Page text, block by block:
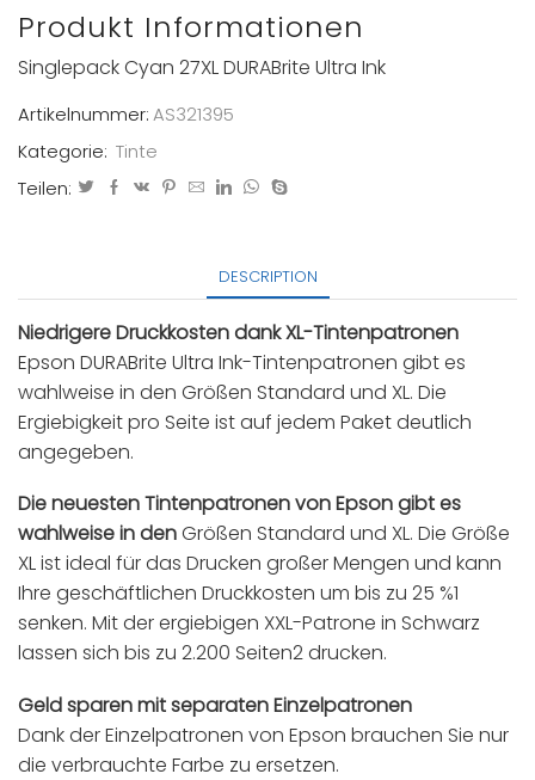
Produkt Informationen
Singlepack Cyan 27XL DURABrite Ultra Ink
Artikelnummer:AS321395
Kategorie: Tinte
Teilen:
DESCRIPTION
Niedrigere Druckkosten dank XL-Tintenpatronen
Epson DURABrite Ultra Ink-Tintenpatronen gibt es
wahlweise in den Größen Standard und XL. Die
Ergiebigkeit pro Seite ist auf jedem Paket deutlich
angegeben.
Die neuesten Tintenpatronen von Epson gibt es
wahlweise in denGrößen Standard und XL. Die Größe
XL ist ideal für das Drucken großer Mengen und kann
Ihre geschäftlichen Druckkosten um bis zu 25 %1
senken. Mit der ergiebigen XXL-Patrone in Schwarz
lassen sich bis zu 2.200 Seiten2 drucken.
Geld sparen mit separaten Einzelpatronen
Dank der Einzelpatronen von Epson brauchen Sie nur
die verbrauchte Farbe zu ersetzen.